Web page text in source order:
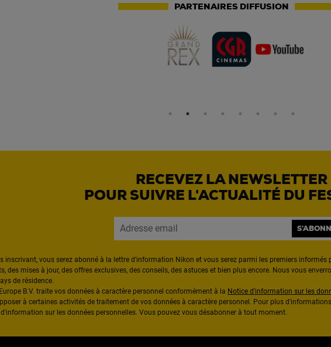
PARTENAIRES DIFFUSION
RECEVEZ LA NEWSLETTER
POUR SUIVRE L'ACTUALITÉ DU
inscrivant, vous serez abonné à la lettre d'information Nikon et vous serez parmi les premiers informés
des mises à jour, des offres exclusives, des conseils, des astuces et bien plus encore. Nous vous
de résidence.
B.V. traite vos données à caractère personnel conformément à la Notice d'information sur les
à certaines activités de traitement de vos données à caractère personnel. Pour plus
sur les données personnelles. Vous pouvez vous désabonner à tout moment.